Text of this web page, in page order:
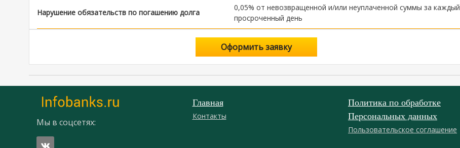
Нарушение обязательств по погашению долга
0,05% от невозвращенной и/или неуплаченной суммы за каждый
просроченный день
Оформить заявку
Мы в соцсетях:
Главная
Контакты
Политика по обработке
Персональных данных
Пользовательское соглашение